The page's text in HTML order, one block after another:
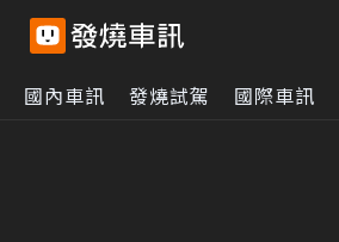
國內車訊 發燒試駕 國際車訊